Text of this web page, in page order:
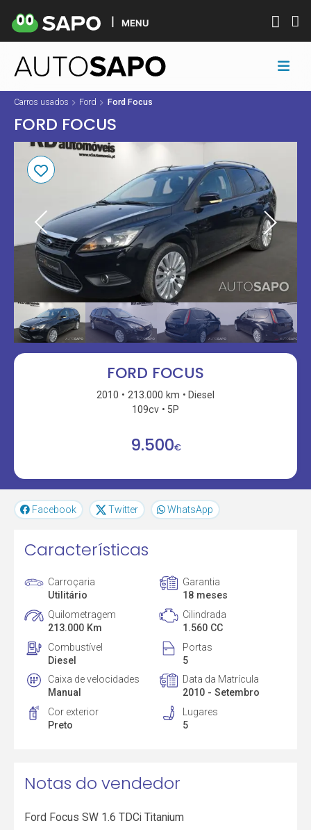
MENU
Carros usados Ford Ford Focus
FORD FOCUS
FORD FOCUS
2010 213.000 km
Diesel
109cv
5P
9.500€
Facebook Twitter WhatsApp
Características
Carroçaria
Utilitário
Garantia
18 meses
Quilometragem
213.000 Km
Cilindrada
1.560 CC
Combustível
Diesel
Portas
5
Caixa de velocidades
Manual
Data da Matrícula
2010 - Setembro
Cor exterior
Preto
Lugares
5
Notas do vendedor
Ford Focus SW 1.6 TDCi Titanium